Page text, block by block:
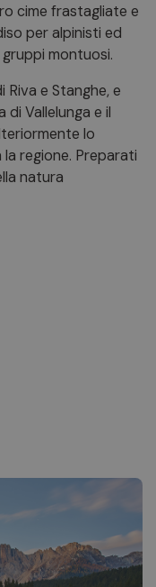
cime frastagliate e
per alpinisti ed
montuosi.
e Stanghe, e
Vallelunga e il
lo
regione. Preparati
natura